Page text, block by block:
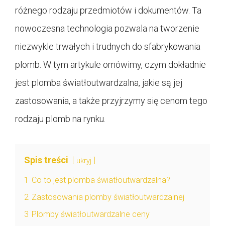
różnego rodzaju przedmiotów i dokumentów. Ta
nowoczesna technologia pozwala na tworzenie
niezwykle trwałych i trudnych do sfabrykowania
plomb. W tym artykule omówimy, czym dokładnie
jest plomba światłoutwardzalna, jakie są jej
zastosowania, a także przyjrzymy się cenom tego
rodzaju plomb na rynku.
Spis treści ukryj
1 Co to jest plomba światłoutwardzalna?
2 Zastosowania plomby światłoutwardzalnej
3 Plomby światłoutwardzalne ceny